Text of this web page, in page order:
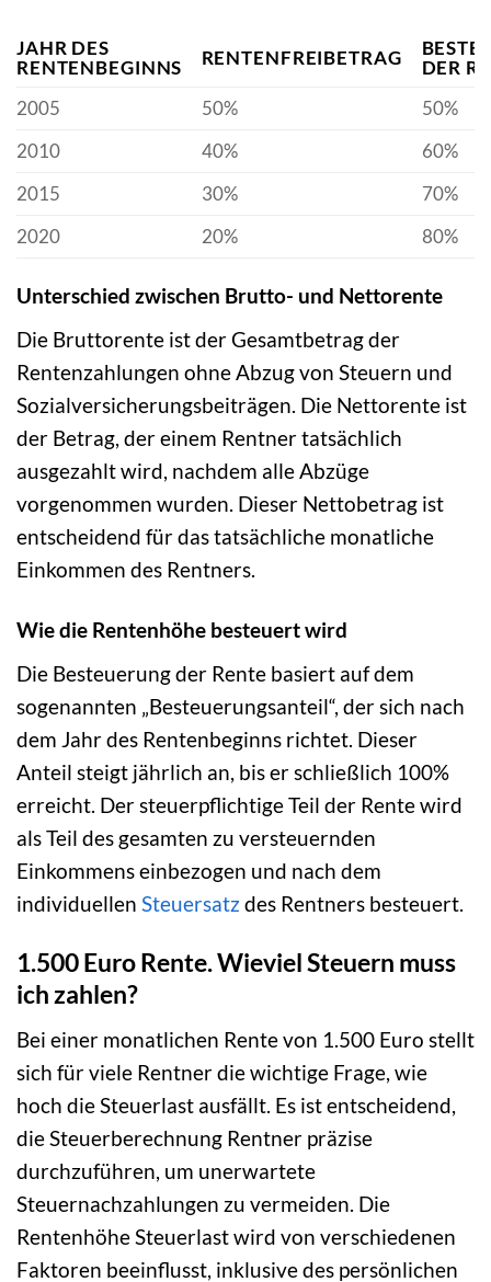
JAHR DES
RENTENBEGINNS
RENTENFREIBETRAG
DER
2005
50%
50%
2010
40%
60%
2015
30%
70%
2020
20% 80%
Unterschied zwischen Brutto- und Nettorente
Die Bruttorente ist der Gesamtbetrag der
Rentenzahlungen ohne Abzug von Steuern und
Sozialversicherungsbeiträgen. Die Nettorente ist
der Betrag, der einem Rentner tatsächlich
ausgezahlt wird, nachdem alle Abzüge
vorgenommen wurden. Dieser Nettobetrag ist
entscheidend für das tatsächliche monatliche
Einkommen des Rentners.
Wie die Rentenhöhe besteuert wird
Die Besteuerung der Rente basiert auf dem
sogenannten „Besteuerungsanteil“, der sich nach
dem Jahr des Rentenbeginns richtet. Dieser
Anteil steigt jährlich an, bis er schließlich 100%
erreicht. Der steuerpflichtige Teil der Rente wird
als Teil des gesamten zu versteuernden
Einkommens einbezogen und nach dem
individuellen Steuersatzdes Rentners besteuert.
1.500 Euro Rente. Wieviel Steuern muss
ich zahlen?
Bei einer monatlichen Rente von 1.500 Euro stellt
sich für viele Rentner die wichtige Frage, wie
hoch die Steuerlast ausfällt. Es ist entscheidend,
die Steuerberechnung Rentner präzise
durchzuführen, um unerwartete
Steuernachzahlungen zu vermeiden. Die
Rentenhöhe Steuerlast wird von verschiedenen
Faktoren beeinflusst, inklusive des persönlichen